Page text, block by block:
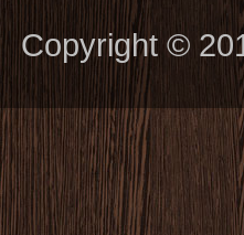
Copyright ©